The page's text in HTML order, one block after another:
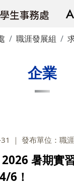
職涯發展組
企業
發布單位：職
2026 暑期實
6！